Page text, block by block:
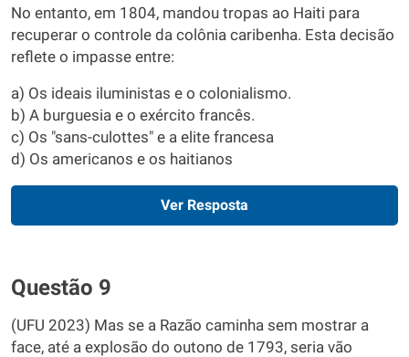
No entanto, em 1804, mandou tropas ao Haiti para
recuperar o controle da colônia caribenha. Esta decisão
reflete o impasse entre:
a) Os ideais iluministas e o colonialismo.
b) A burguesia e o exército francês.
c) Os "sans-culottes" e a elite francesa
d) Os americanos e os haitianos
Ver Resposta
Questão 9
(UFU 2023) Mas se a Razão caminha sem mostrar a
face, até a explosão do outono de 1793, seria vão